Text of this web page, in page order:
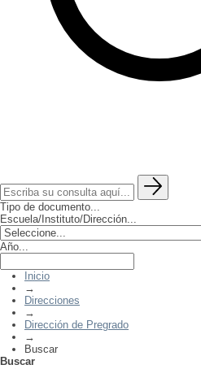
Tipo de documento...
Escuela/Instituto/Dirección...
Año...
Inicio
→
Direcciones
→
Dirección de Pregrado
→
Buscar
Buscar